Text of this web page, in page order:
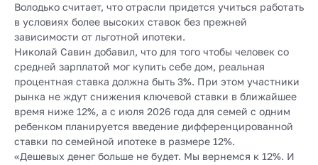
Володько считает, что отрасли придется учиться работать
в условиях более высоких ставок без прежней
зависимости от льготной ипотеки.
Николай Савин добавил, что для того чтобы человек со
средней зарплатой мог купить себе дом, реальная
процентная ставка должна быть 3%. При этом участники
рынка не ждут снижения ключевой ставки в ближайшее
время ниже 12%, а с июля 2026 года для семей с одним
ребенком планируется введение дифференцированной
ставки по семейной ипотеке в размере 12%.
«Дешевых денег больше не будет. Мы вернемся к 12%. И